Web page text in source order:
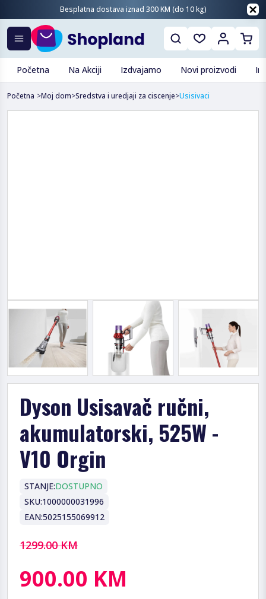
Besplatna dostava iznad 300 KM (do 10 kg)
Početna Na Akciji Izdvajamo Novi proizvodi
Početna >Moj dom>Sredstva i uredjaji za ciscenje>Usisivaci
Dyson Usisavač ručni,
akumulatorski, 525W -
V10 Orgin
STANJE:DOSTUPNO
SKU:1000000031996
EAN:5025155069912
1299.00 KM
900.00 KM